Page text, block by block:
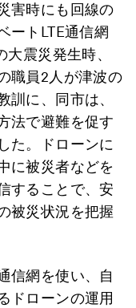
害時にも回線の
ートLTE通信網
震災発生時、
職員2人が津波の
訓に、同市は、
法で避難を促す
た。ドローンに
に被災者などを
することで、安
被災状況を把握
信網を使い、自
ドローンの運用